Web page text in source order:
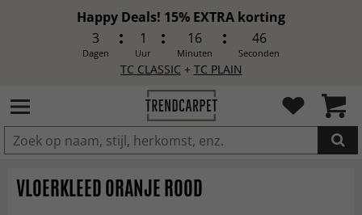
Happy Deals! 15% EXTRA korting
3
Dagen
1
Uur
16
Minuten
44
Seconden
TC CLASSIC + TC PLAIN
IN DE WINKELWAGEN GELEGD
VLOERKLEED ORANJE ROOD